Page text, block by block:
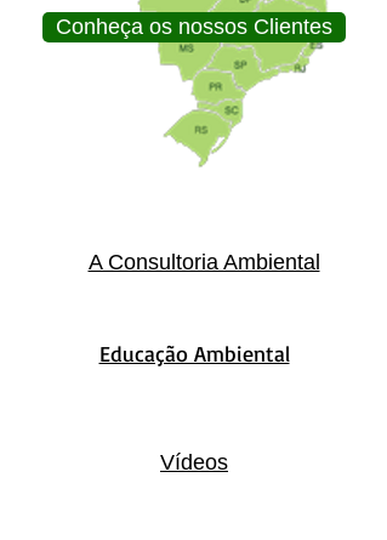
Conheça os nossos Clientes
A Consultoria Ambiental
Educação Ambiental
Vídeos